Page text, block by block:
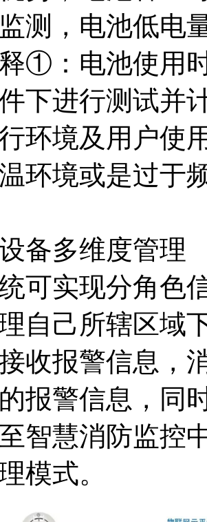
测，电池低电
：电池使用时
下进行测试并
环境及用户使
环境或是过于
多维度管理
实现分角色信
自己所辖区域
收报警信息，
报警信息，同
智慧消防监控
模式。